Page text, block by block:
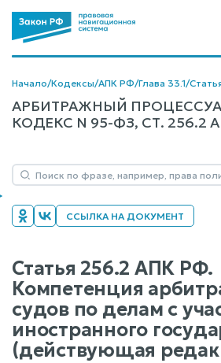
Начало/Кодексы/АПК РФ/Глава 33.1/
АРБИТРАЖНЫЙ
КОДЕКС N 95-ФЗ, СТ. 256.2
ССЫЛКА НА ДОКУМЕНТ
Статья 256.2 АПК РФ.
Компетенция
судов по делам с
иностранного
(действующая